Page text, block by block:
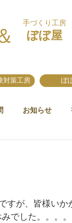
手づくり工房
ぼぼ屋
対策工房 ぼ
お知らせ
すが、皆様い
でした。。。。